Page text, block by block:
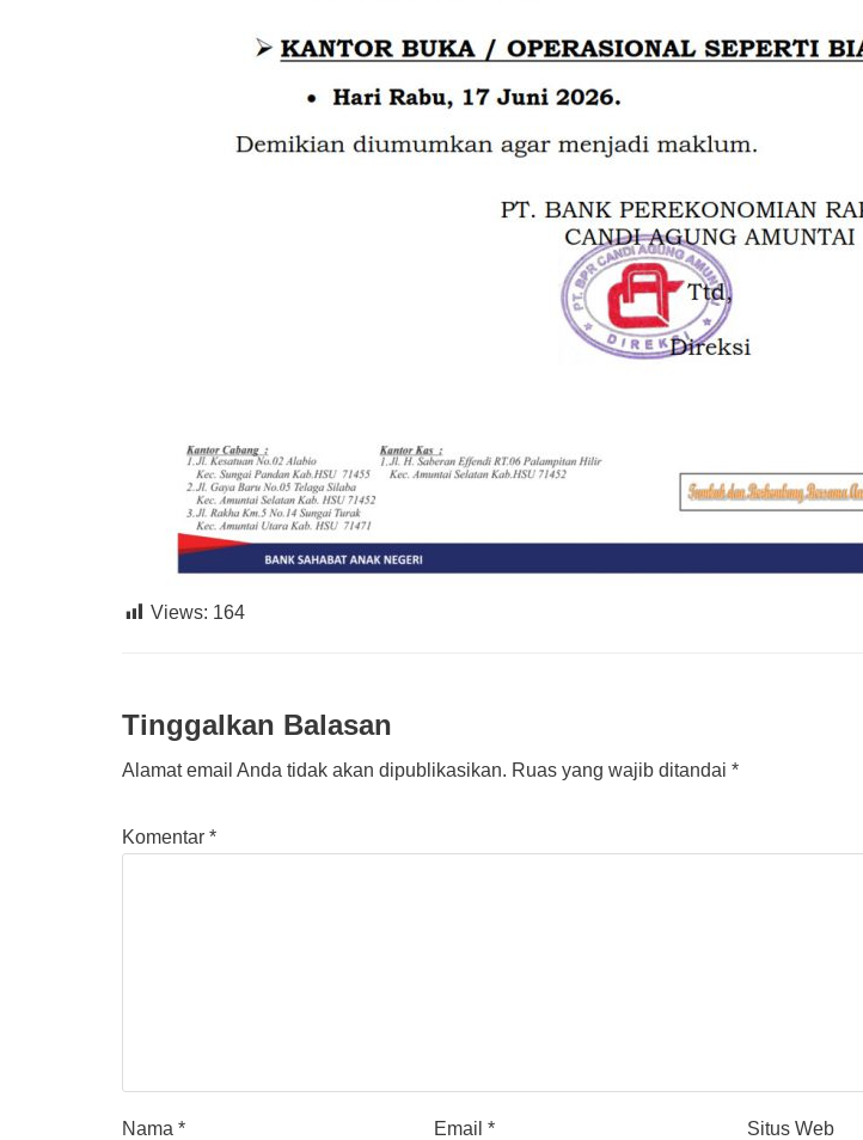
Views: 164
Tinggalkan Balasan
Alamat email Anda tidak akan dipublikasikan. Ruas yang wajib ditandai *
Komentar *
Nama * Email* Situs Web